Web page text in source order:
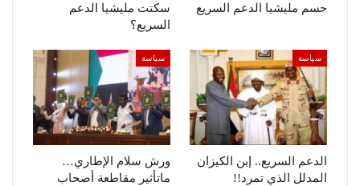
حسم مليشيا الدعم السريع
سكتت مليشيا الدعم
السريع؟
سياسة
الدعم السريع.. إبن الكيزان
المدلل الذي تمرد!!
سياسة
ورش سلام الإطاري…
ماتأثير مقاطعة أصحاب